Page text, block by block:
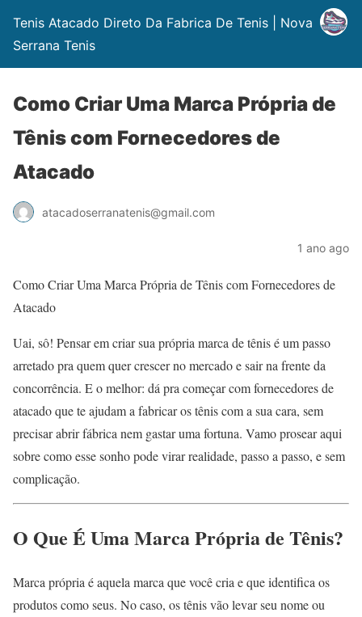
Tenis Atacado Direto Da Fabrica De Tenis | Nova
Serrana Tenis
Como Criar Uma Marca Própria de
Tênis com Fornecedores de
Atacado
atacadoserranatenis@gmail.com
1 ano ago
Como Criar Uma Marca Própria de Tênis com Fornecedores de
Atacado
Uai, sô! Pensar em criar sua própria marca de tênis é um passo
arretado pra quem quer crescer no mercado e sair na frente da
concorrência. E o melhor: dá pra começar com fornecedores de
atacado que te ajudam a fabricar os tênis com a sua cara, sem
precisar abrir fábrica nem gastar uma fortuna. Vamo prosear aqui
sobre como esse sonho pode virar realidade, passo a passo, e sem
complicação.
O Que É Uma Marca Própria de Tênis?
Marca própria é aquela marca que você cria e que identifica os
produtos como seus. No caso, os tênis vão levar seu nome ou